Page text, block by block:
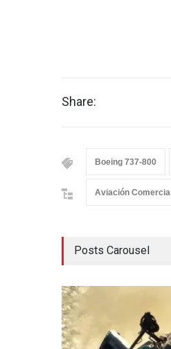
Share:
Boeing 737-800
Aviación Comercial
Posts Carousel